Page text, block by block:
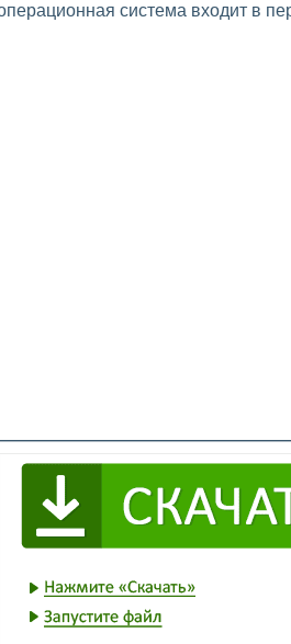
система входит в